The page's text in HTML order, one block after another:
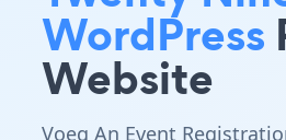
WordPress
Website
Voeg An Event